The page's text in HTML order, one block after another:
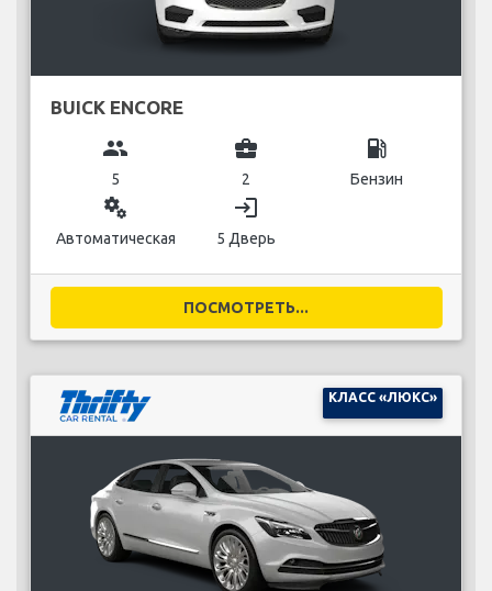
BUICK ENCORE
group
5
business_center
2
local_gas_station
Бензин
miscellaneous_services
Автоматическая
login
5 Дверь
ПОСМОТРЕТЬ...
КЛАСС «ЛЮКС»